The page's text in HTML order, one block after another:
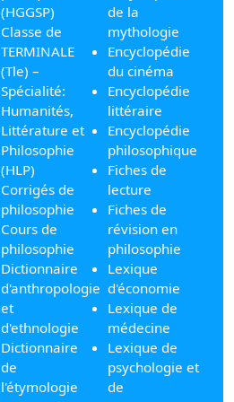
(HGGSP)
Classe de
TERMINALE
(Tle) –
Spécialité:
Humanités,
Littérature et
Philosophie
(HLP)
Corrigés de
philosophie
Cours de
philosophie
Dictionnaire
d'anthropologie
et
d'ethnologie
Dictionnaire
de
l'étymologie
de la
mythologie
Encyclopédie
du cinéma
Encyclopédie
littéraire
Encyclopédie
philosophique
Fiches de
lecture
Fiches de
révision en
philosophie
Lexique
d'économie
Lexique de
médecine
Lexique de
psychologie et
de